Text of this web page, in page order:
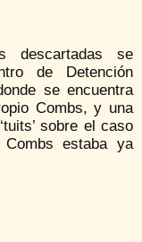
descartadas se
de Detención
se encuentra
Combs, y una
sobre el caso
estaba ya